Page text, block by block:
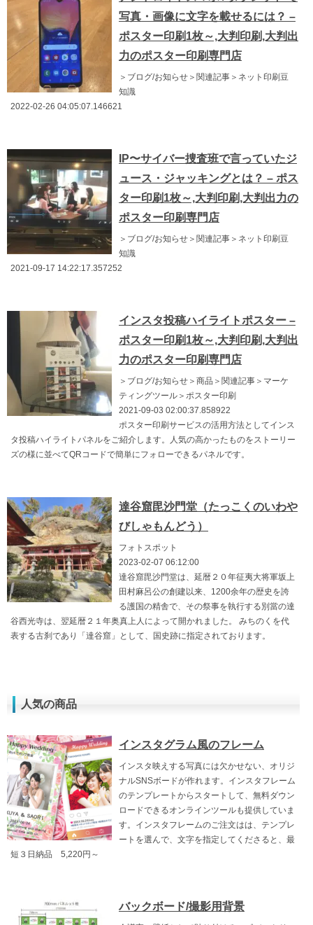
写真・画像に文字を載せるには？ –
ポスター印刷1枚～,大判印刷,大判出
力のポスター印刷専門店
＞ブログ/お知らせ＞関連記事＞ネット印刷豆
知識
2022-02-26 04:05:07.146621
IP〜サイバー捜査班で言っていたジ
ュース・ジャッキングとは？ – ポス
ター印刷1枚～,大判印刷,大判出力の
ポスター印刷専門店
＞ブログ/お知らせ＞関連記事＞ネット印刷豆
知識
2021-09-17 14:22:17.357252
インスタ投稿ハイライトポスター –
ポスター印刷1枚～,大判印刷,大判出
力のポスター印刷専門店
＞ブログ/お知らせ＞商品＞関連記事＞マーケ
ティングツール＞ポスター印刷
2021-09-03 02:00:37.858922
ポスター印刷サービスの活用方法としてインス
タ投稿ハイライトパネルをご紹介します。人気の高かったものをストーリー
ズの様に並べてQRコードで簡単にフォローできるパネルです。
達谷窟毘沙門堂（たっこくのいわや
びしゃもんどう）
フォトスポット
2023-02-07 06:12:00
達谷窟毘沙門堂は、延暦２０年征夷大将軍坂上
田村麻呂公の創建以来、1200余年の歴史を誇
る護国の精舎で、その祭事を執行する別當の達
谷西光寺は、翌延暦２１年奥真上人によって開かれました。 みちのくを代
表する古刹であり「達谷窟」として、国史跡に指定されております。
人気の商品
インスタグラム風のフレーム
インスタ映えする写真には欠かせない、オリジ
ナルSNSボードが作れます。インスタフレーム
のテンプレートからスタートして、無料ダウン
ロードできるオンラインツールも提供していま
す。インスタフレームのご注文はは、テンプレ
ートを選んで、文字を指定してくださると、最
短３日納品 5,220円～
バックボード/撮影用背景